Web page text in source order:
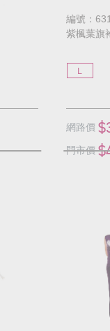
編號：
紫楓葉旗
L
網路價
門市價